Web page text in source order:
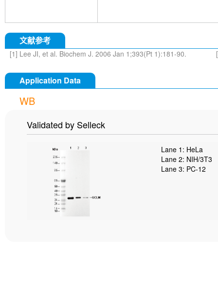
文献参考
[1] Lee JI, et al. Biochem J. 2006 Jan 1;393(Pt 1):181-90.
Application Data
WB
Validated by Selleck
Lane 1: HeLa
Lane 2: NIH/3T3
Lane 3: PC-12